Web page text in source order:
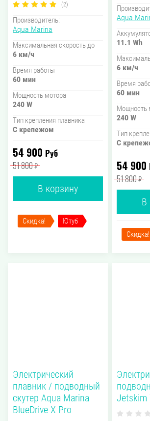
(2)
Производитель:
Aqua Marina
Максимальная скорость до
6 км/ч
Время работы
60 мин
Мощность мотора
240 W
Тип крепления плавника
С крепежом
54 900 Руб
51 800₽
В корзину
Скидка! Ютуб
Aqua
11.1 Wh
6 км/ч
Время
60 мин
Мощность
240 W
Тип
С
54 900
51 800₽
В
Скидка!
Электрический
плавник / подводный
скутер Aqua Marina
BlueDrive X Pro
Jetskim